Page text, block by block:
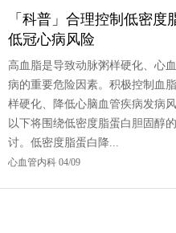
「科普」合理控制低密度
低冠心病风险
高血脂是导致动脉粥样硬化、心
病的重要危险因素。积极控制血
样硬化、降低心脑血管疾病发病
以下将围绕低密度脂蛋白胆固醇
讨。低密度脂蛋白降...
心血管内科 04/09